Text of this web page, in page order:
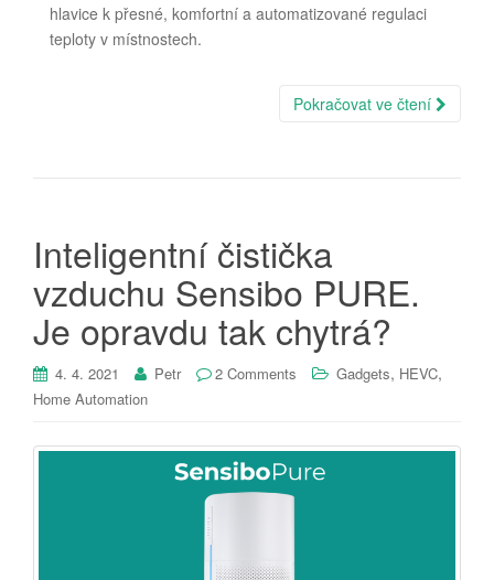
hlavice k přesné, komfortní a automatizované regulaci
teploty v místnostech.
Pokračovat ve čtení
Inteligentní čistička
vzduchu Sensibo PURE.
Je opravdu tak chytrá?
4. 4. 2021 Petr 2 Comments Gadgets, HEVC,
Home Automation